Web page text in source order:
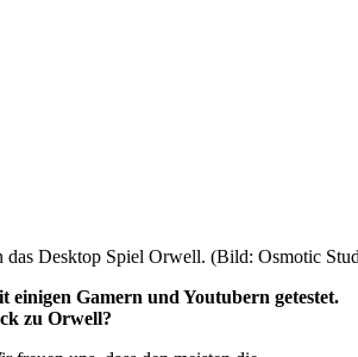
Desktop Spiel Orwell. (Bild: Osmotic
einigen Gamern und Youtubern getestet.
zu Orwell?